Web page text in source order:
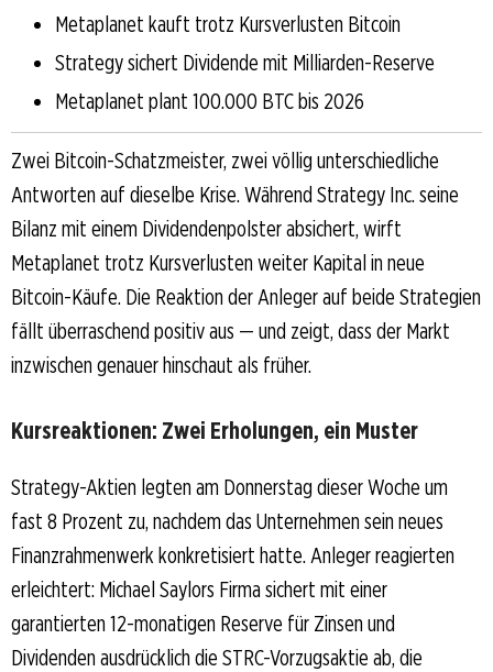
Metaplanet kauft trotz Kursverlusten Bitcoin
Strategy sichert Dividende mit Milliarden-Reserve
Metaplanet plant 100.000 BTC bis 2026
Zwei Bitcoin-Schatzmeister, zwei völlig unterschiedliche
Antworten auf dieselbe Krise. Während Strategy Inc. seine
Bilanz mit einem Dividendenpolster absichert, wirft
Metaplanet trotz Kursverlusten weiter Kapital in neue
Bitcoin-Käufe. Die Reaktion der Anleger auf beide Strategien
fällt überraschend positiv aus — und zeigt, dass der Markt
inzwischen genauer hinschaut als früher.
Kursreaktionen: Zwei Erholungen, ein Muster
Strategy-Aktien legten am Donnerstag dieser Woche um
fast 8 Prozent zu, nachdem das Unternehmen sein neues
Finanzrahmenwerk konkretisiert hatte. Anleger reagierten
erleichtert: Michael Saylors Firma sichert mit einer
garantierten 12-monatigen Reserve für Zinsen und
Dividenden ausdrücklich die STRC-Vorzugsaktie ab, die